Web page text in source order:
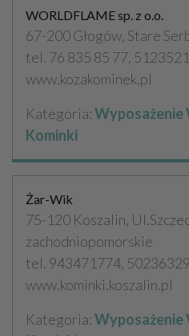
WORLDFLAME sp. z o.o.
67-200 Głogów, Stare
tel. 76 835 85 77,
www.kozakominek.pl
Kategoria:Wyposażenie
Kominki
Żar-Wik
75-120 Koszalin,
zachodniopomorskie
tel. 943471774,
www.kominki.koszalin.pl
Kategoria:Wyposażenie